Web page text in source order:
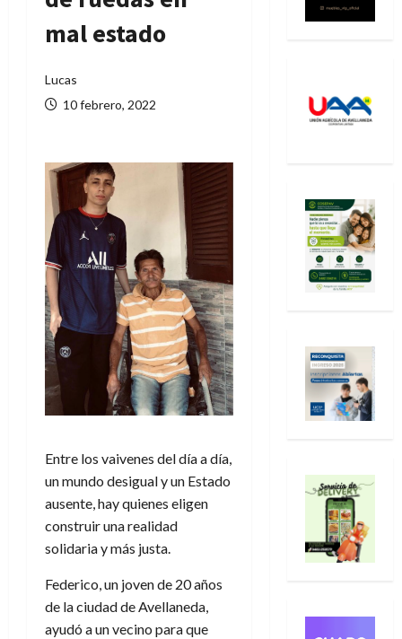
mal estado
Lucas
10 febrero, 2022
Entre los vaivenes del día a día,
un mundo desigual y un Estado
ausente, hay quienes eligen
construir una realidad
solidaria y más justa.
Federico, un joven de 20 años
de la ciudad de Avellaneda,
ayudó a un vecino para que